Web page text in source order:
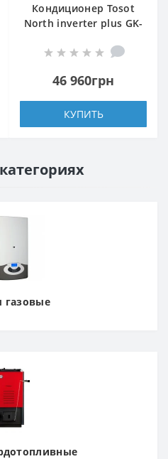
Кондиционер Tosot
North inverter plus GK-
46 960грн
КУПИТЬ
газовые